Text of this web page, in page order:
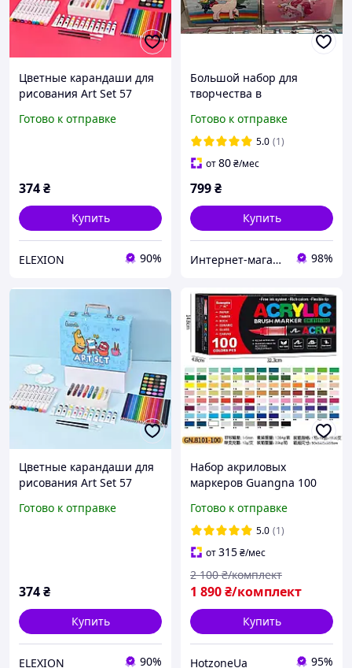
Цветные карандаши для
рисования Art Set 57
фломастеров набор для
Готово к отправке
374₴
Купить
ELEXION 90%
Большой набор для
творчества в
(145 предметов)
Готово к отправке
5.0 (1)
от80₴/мес
799₴
Купить
Интернет-магазин elfik.in.ua 98%
Цветные карандаши для
рисования Art Set 57
фломастеров набор для
Готово к отправке
374₴
Купить
ELEXION 90%
Набор акриловых
маркеров Guangna 100
творчества фломастеры
безопасные водостойкие
акриловые маркеры
Готово к отправке
5.0 (1)
от315₴/мес
1 890₴/комплект
2 100 ₴/комплект
Купить
HotzoneUa 95%